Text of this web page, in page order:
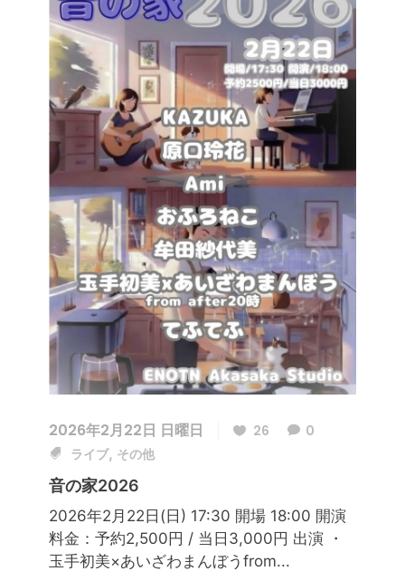
2026年2月22日 日曜日 26
0
ライブ, その他
音の家2026
2026年2月22日(日) 17:30 開場 18:00 開演
料金：予約2,500円 / 当日3,000円 出演 ・
玉手初美×あいざわまんぼうfrom...